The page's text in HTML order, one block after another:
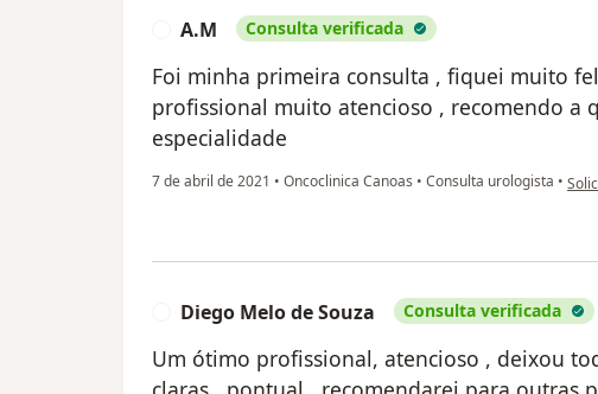
A.M Consulta verificada
Foi minha primeira consulta , fiquei muito
profissional muito atencioso , recomendo a
especialidade
7 de abril de 2021 • Oncoclinica Canoas • Consulta urologista • na
Diego Melo de Souza Consulta verificada
Um ótimo profissional, atencioso , deixou